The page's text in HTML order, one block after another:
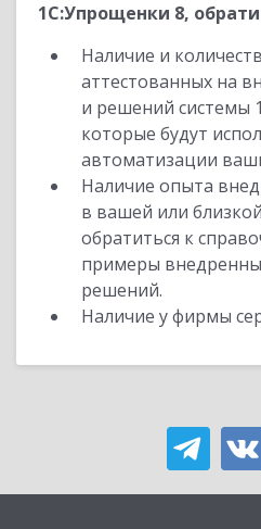
1С:Упрощенки 8,
Наличие и
аттестованных на
и решений системы
которые будут
автоматизации
Наличие опыта
в вашей или
обратиться к
примеры
решений.
Наличие у фирмы